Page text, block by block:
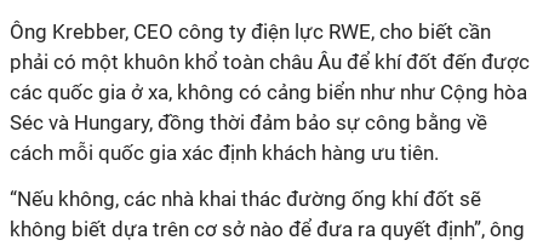
Ông Krebber, CEO công ty điện lực RWE, cho biết cần
phải có một khuôn khổ toàn châu Âu để khí đốt đến được
các quốc gia ở xa, không có cảng biển như như Cộng hòa
Séc và Hungary, đồng thời đảm bảo sự công bằng về
cách mỗi quốc gia xác định khách hàng ưu tiên.
“Nếu không, các nhà khai thác đường ống khí đốt sẽ
không biết dựa trên cơ sở nào để đưa ra quyết định”, ông